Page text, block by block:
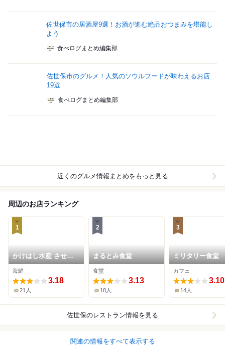
佐世保市の居酒屋9選！お酒が進む絶品おつまみを堪能し
よう
食べログまとめ編集部
佐世保市のグルメ！人気のソウルフードが味わえるお店
19選
食べログまとめ編集部
近くのグルメ情報まとめをもっと見る
周辺のお店ランキング
1
かけはし水産 させぼ
っくす99店
海鮮
3.18
21人
2
まるとみ食堂
食堂
3.13
18人
3
ミリタリー食堂
カフェ
3.10
14人
佐世保のレストラン情報を見る
関連の情報をすべて表示する